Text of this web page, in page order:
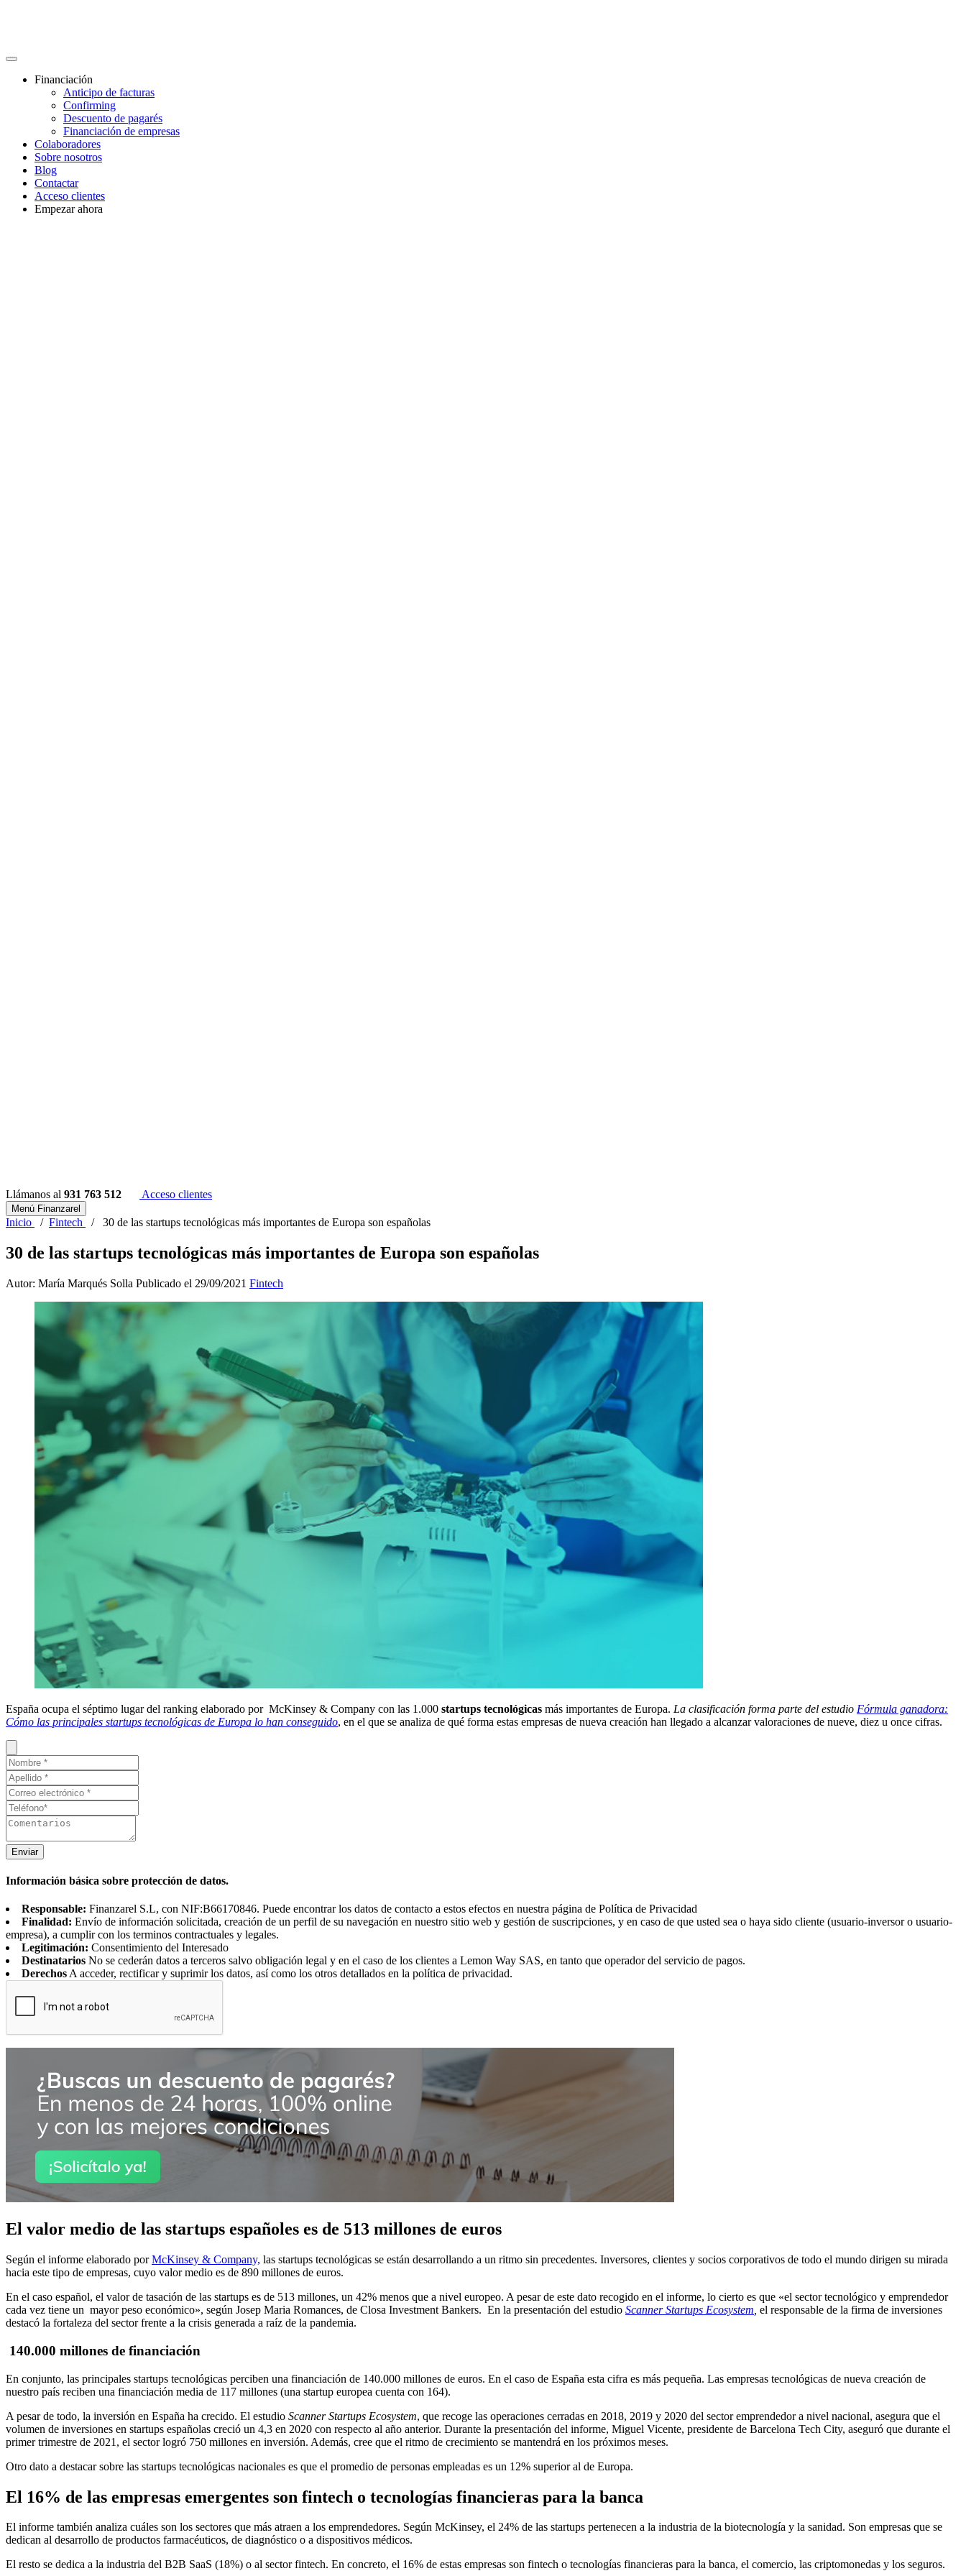
Financiación
Anticipo de facturas
Confirming
Descuento de pagarés
Financiación de empresas
Colaboradores
Sobre nosotros
Blog
Contactar
Acceso clientes
Empezar ahora
Llámanos al 931 763 512 Acceso clientes
Menú Finanzarel
Inicio / Fintech / 30 de las startups tecnológicas más importantes de Europa son españolas
30 de las startups tecnológicas más importantes de Europa son españolas
Autor: María Marqués Solla Publicado el 29/09/2021 Fintech
España ocupa el séptimo lugar del ranking elaborado por McKinsey & Company con las 1.000 startups tecnológicas más importantes de Europa. La clasificación forma parte del estudio Fórmula ganadora:
Cómo las principales startups tecnológicas de Europa lo han conseguido, en el que se analiza de qué forma estas empresas de nueva creación han llegado a alcanzar valoraciones de nueve, diez u once cifras.
Enviar
Información básica sobre protección de datos.
Responsable: Finanzarel S.L, con NIF:B66170846. Puede encontrar los datos de contacto a estos efectos en nuestra página de Política de Privacidad
Finalidad: Envío de información solicitada, creación de un perfil de su navegación en nuestro sitio web y gestión de suscripciones, y en caso de que usted sea o haya sido cliente (usuario-inversor o usuario-
empresa), a cumplir con los terminos contractuales y legales.
Legitimación: Consentimiento del Interesado
Destinatarios No se cederán datos a terceros salvo obligación legal y en el caso de los clientes a Lemon Way SAS, en tanto que operador del servicio de pagos.
Derechos A acceder, rectificar y suprimir los datos, así como los otros detallados en la política de privacidad.
El valor medio de las startups españoles es de 513 millones de euros
Según el informe elaborado porMcKinsey & Company, las startups tecnológicas se están desarrollando a un ritmo sin precedentes. Inversores, clientes y socios corporativos de todo el mundo dirigen su mirada
hacia este tipo de empresas, cuyo valor medio es de 890 millones de euros.
En el caso español, el valor de tasación de las startups es de 513 millones, un 42% menos que a nivel europeo. A pesar de este dato recogido en el informe, lo cierto es que «el sector tecnológico y emprendedor
cada vez tiene un mayor peso económico», según Josep Maria Romances, de Closa Investment Bankers. En la presentación del estudio Scanner Startups Ecosystem el responsable de la firma de inversiones
destacó la fortaleza del sector frente a la crisis generada a raíz de la pandemia.
140.000 millones de financiación
En conjunto, las principales startups tecnológicas perciben una financiación de 140.000 millones de euros. En el caso de España esta cifra es más pequeña. Las empresas tecnológicas de nueva creación de
nuestro país reciben una financiación media de 117 millones (una startup europea cuenta con 164).
A pesar de todo, la inversión en España ha crecido. El estudio Scanner Startups Ecosystem, que recoge las operaciones cerradas en 2018, 2019 y 2020 del sector emprendedor a nivel nacional, asegura que el
volumen de inversiones en startups españolas creció un 4,3 en 2020 con respecto al año anterior. Durante la presentación del informe, Miguel Vicente, presidente de Barcelona Tech City, aseguró que durante el
primer trimestre de 2021, el sector logró 750 millones en inversión. Además, cree que el ritmo de crecimiento se mantendrá en los próximos meses.
Otro dato a destacar sobre las startups tecnológicas nacionales es que el promedio de personas empleadas es un 12% superior al de Europa.
El 16% de las empresas emergentes son fintech o tecnologías financieras para la banca
El informe también analiza cuáles son los sectores que más atraen a los emprendedores. Según McKinsey, el 24% de las startups pertenecen a la industria de la biotecnología y la sanidad. Son empresas que se
dedican al desarrollo de productos farmacéuticos, de diagnóstico o a dispositivos médicos.
El resto se dedica a la industria del B2B SaaS (18%) o al sector fintech. En concreto, el 16% de estas empresas son fintech o tecnologías financieras para la banca, el comercio, las criptomonedas y los seguros.